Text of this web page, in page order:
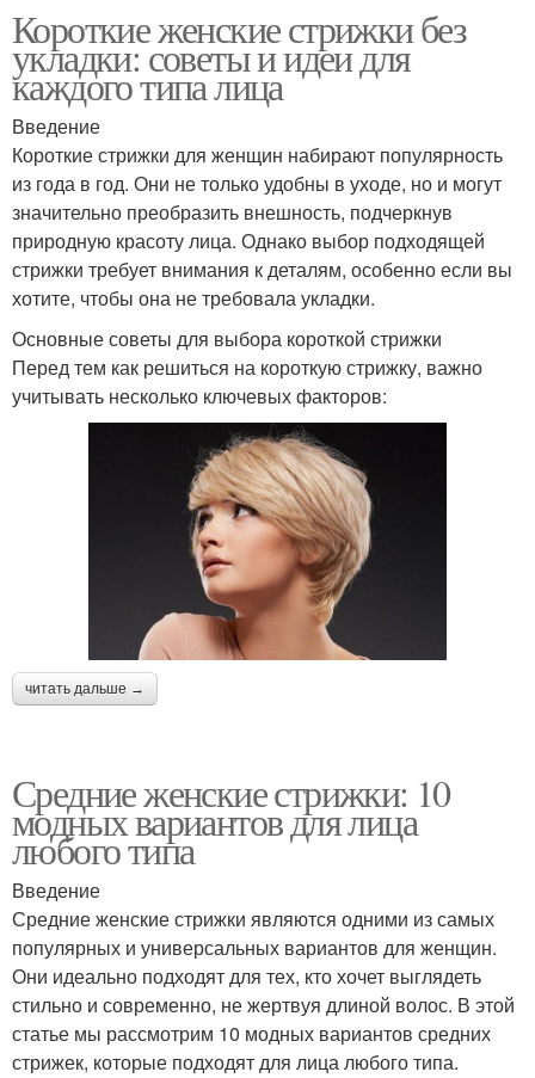
Короткие женские стрижки без
укладки: советы и идеи для
каждого типа лица
Введение
Короткие стрижки для женщин набирают популярность
из года в год. Они не только удобны в уходе, но и могут
значительно преобразить внешность, подчеркнув
природную красоту лица. Однако выбор подходящей
стрижки требует внимания к деталям, особенно если вы
хотите, чтобы она не требовала укладки.
Основные советы для выбора короткой стрижки
Перед тем как решиться на короткую стрижку, важно
учитывать несколько ключевых факторов:
читать дальше →
Средние женские стрижки: 10
модных вариантов для лица
любого типа
Введение
Средние женские стрижки являются одними из самых
популярных и универсальных вариантов для женщин.
Они идеально подходят для тех, кто хочет выглядеть
стильно и современно, не жертвуя длиной волос. В этой
статье мы рассмотрим 10 модных вариантов средних
стрижек, которые подходят для лица любого типа.